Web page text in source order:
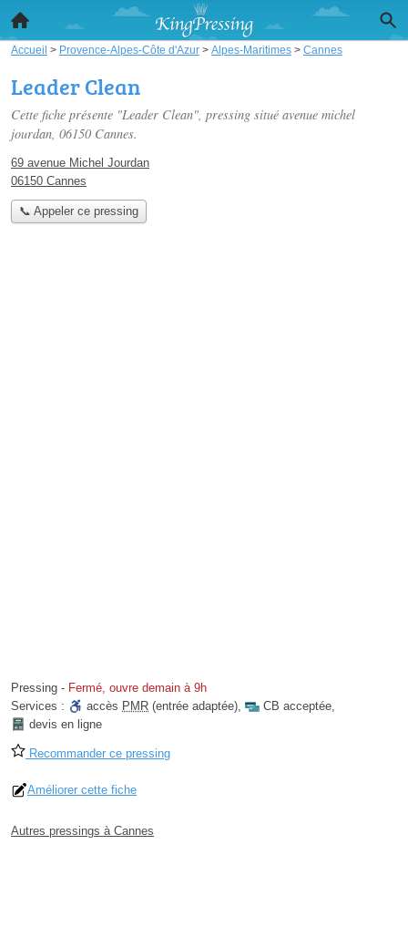
Accueil > Provence-Alpes-Côte d'Azur > Alpes-Maritimes > Cannes
Leader Clean
Cette fiche présente "Leader Clean", pressing situé avenue michel
jourdan, 06150 Cannes.
69 avenue Michel Jourdan
06150 Cannes
📞 Appeler ce pressing
Pressing - Fermé, ouvre demain à 9h
Services :
accès PMR (entrée adaptée), CB acceptée,
devis en ligne
Recommander ce pressing
Améliorer cette fiche
Autres pressings à Cannes